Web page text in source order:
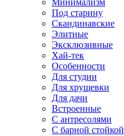
Минимализм
Под старину
Скандинавские
Элитные
Эксклюзивные
Хай-тек
Особенности
Для студии
Для хрущевки
Для дачи
Встроенные
С антресолями
С барной стойкой